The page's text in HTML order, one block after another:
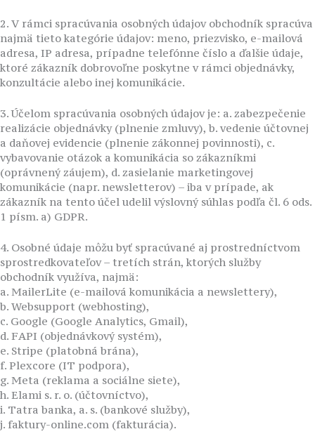
2. V rámci spracúvania osobných údajov obchodník spracúva
najmä tieto kategórie údajov: meno, priezvisko, e-mailová
adresa, IP adresa, prípadne telefónne číslo a ďalšie údaje,
ktoré zákazník dobrovoľne poskytne v rámci objednávky,
konzultácie alebo inej komunikácie.
3. Účelom spracúvania osobných údajov je: a. zabezpečenie
realizácie objednávky (plnenie zmluvy), b. vedenie účtovnej
a daňovej evidencie (plnenie zákonnej povinnosti), c.
vybavovanie otázok a komunikácia so zákazníkmi
(oprávnený záujem), d. zasielanie marketingovej
komunikácie (napr. newsletterov) – iba v prípade, ak
zákazník na tento účel udelil výslovný súhlas podľa čl. 6 ods.
1 písm. a) GDPR.
4. Osobné údaje môžu byť spracúvané aj prostredníctvom
sprostredkovateľov – tretích strán, ktorých služby
obchodník využíva, najmä:
a. MailerLite (e-mailová komunikácia a newslettery),
b. Websupport (webhosting),
c. Google (Google Analytics, Gmail),
d. FAPI (objednávkový systém),
e. Stripe (platobná brána),
f. Plexcore (IT podpora),
g. Meta (reklama a sociálne siete),
h. Elami s. r. o. (účtovníctvo),
i. Tatra banka, a. s. (bankové služby),
j. faktury-online.com (fakturácia).